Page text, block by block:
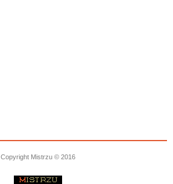
Copyright Mistrzu © 2016